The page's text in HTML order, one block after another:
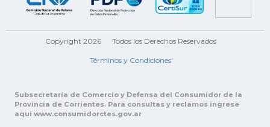
Copyright 2026 Todos los Derechos Reservados
Términos y Condiciones
Subsecretaría de Comercio y Defensa del Consumidor de la
Provincia de Corrientes. Para consultas y reclamos ingrese
aquí www.consumidorctes.gov.ar